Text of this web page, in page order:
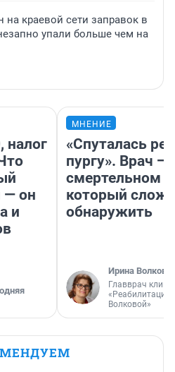
на краевой сети заправок в
упали больше чем на
налог
— он
и
МНЕНИЕ
«Спуталась
пургу». Врач —
смертельном
который
обнаружить
Ирина Волкова
Главврач
«Реабилитация
Волковой»